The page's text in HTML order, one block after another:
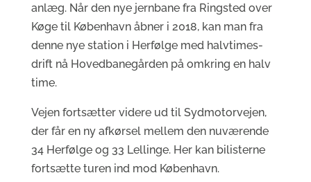
anlæg. Når den nye jernbane fra Ringsted over
Køge til København åbner i 2018, kan man fra
denne nye station i Herfølge med halvtimes-
drift nå Hovedbanegården på omkring en halv
time.
Vejen fortsætter videre ud til Sydmotorvejen,
der får en ny afkørsel mellem den nuværende
34 Herfølge og 33 Lellinge. Her kan bilisterne
fortsætte turen ind mod København.